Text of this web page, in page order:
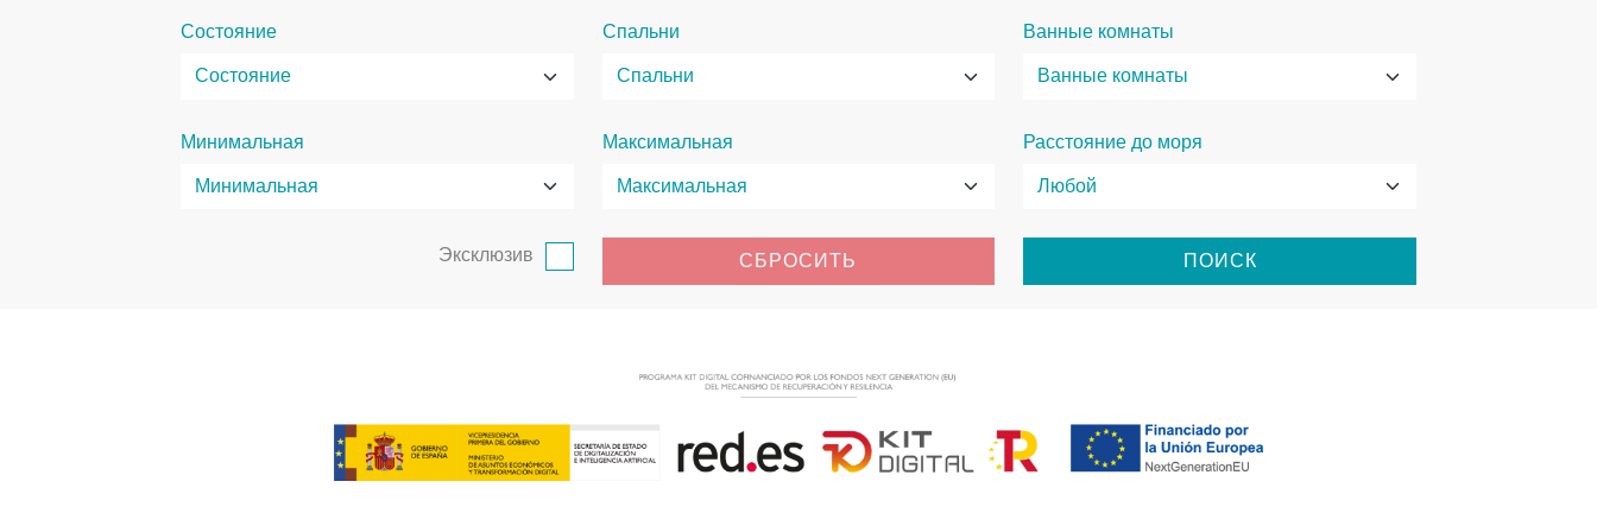
Состояние Спальни Ванные комнаты
Минимальная Максимальная Расстояние до моря
Эксклюзив СБРОСИТЬ ПОИСК